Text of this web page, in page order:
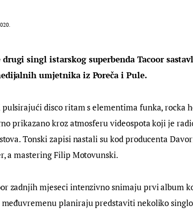
drugi singl istarskog superbenda Tacoor
umjetnika iz Poreča i Pule.
pulsirajući disco ritam s elementima funka, rocka
prikazano kroz atmosferu videospota koji je
Tonski zapisi nastali su kod producenta
a mastering Filip Motovunski.
zadnjih mjeseci intenzivno snimaju prvi album
međuvremenu planiraju predstaviti nekoliko